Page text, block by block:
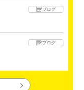
ブログ
ブログ